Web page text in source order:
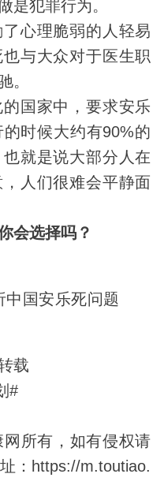
是犯罪行为。
心理脆弱的人轻易
与大众对于医生职
。
国家中，要求安乐
时候大约有90%的
就是说大部分人在
人们很难会平静面
会选择吗？
国安乐死问题
载
#
所有，如有侵权请
：https://m.toutiao.